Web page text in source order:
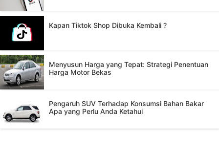
Kapan Tiktok Shop Dibuka Kembali ?
Menyusun Harga yang Tepat: Strategi Penentuan
Harga Motor Bekas
Pengaruh SUV Terhadap Konsumsi Bahan Bakar
Apa yang Perlu Anda Ketahui